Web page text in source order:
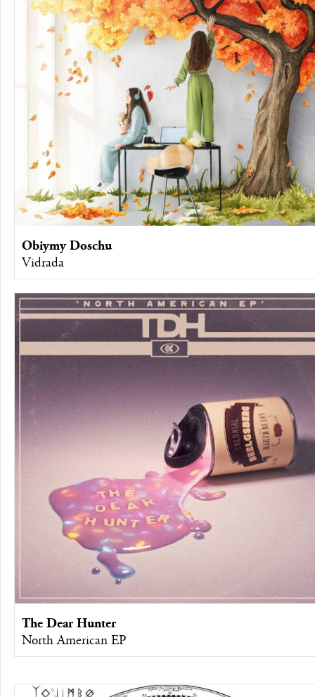
Obiymy Doschu
Vidrada
The Dear Hunter
North American EP